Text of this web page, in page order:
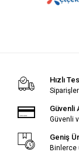
Hızlı
Güvenli
Güvenli
Geniş
Binlerce